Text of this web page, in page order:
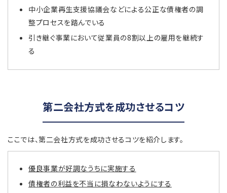
中小企業再生支援協議会などによる公正な債権者の調
整プロセスを踏んでいる
引き継ぐ事業において従業員の8割以上の雇用を継続す
る
第二会社方式を成功させるコツ
ここでは、第二会社方式を成功させるコツを紹介します。
優良事業が好調なうちに実施する
債権者の利益を不当に損なわないようにする